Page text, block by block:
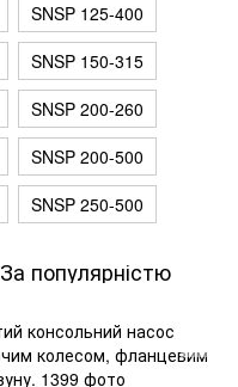
SNSP 125-400
SNSP 150-315
SNSP 200-260
SNSP 200-500
SNSP 250-500
За популярністю